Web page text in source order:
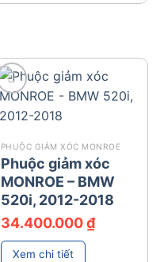
add
PHUỘC GIẢM XÓC MONROE
Phuộc giảm xóc
MONROE – BMW
520i, 2012-2018
34.400.000₫
Xem chi tiết